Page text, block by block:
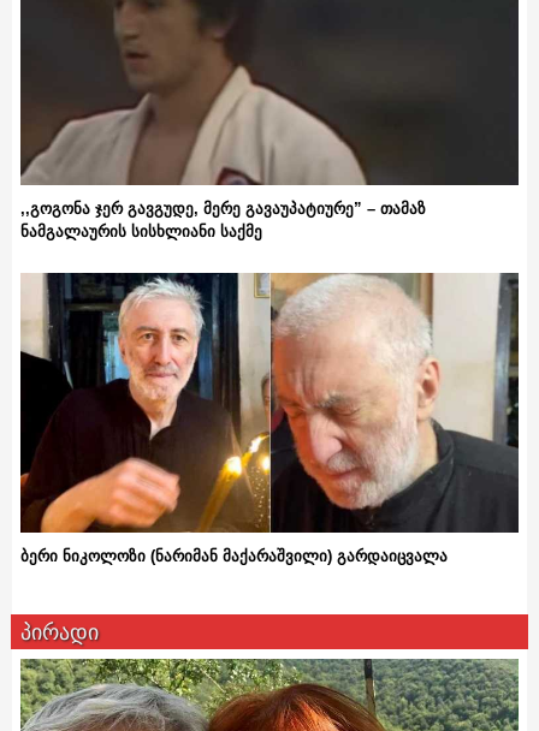
,,გოგონა ჯერ გავგუდე, მერე გავაუპატიურე” – თამაზ
ნამგალაურის სისხლიანი საქმე
ბერი ნიკოლოზი (ნარიმან მაქარაშვილი) გარდაიცვალა
პირადი